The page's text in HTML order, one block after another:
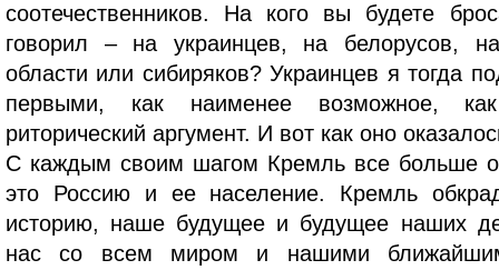
соотечественников. На кого вы будете
говорил – на украинцев, на белорусов,
области или сибиряков? Украинцев я тогда
первыми, как наименее возможное,
риторический аргумент. И вот как оно
С каждым своим шагом Кремль все больше
это Россию и ее население. Кремль
историю, наше будущее и будущее наших
нас со всем миром и нашими